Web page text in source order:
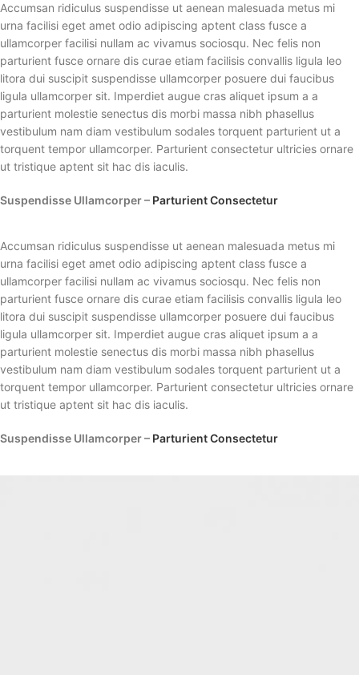
Accumsan ridiculus suspendisse ut aenean malesuada metus mi
urna facilisi eget amet odio adipiscing aptent class fusce a
ullamcorper facilisi nullam ac vivamus sociosqu. Nec felis non
parturient fusce ornare dis curae etiam facilisis convallis ligula leo
litora dui suscipit suspendisse ullamcorper posuere dui faucibus
ligula ullamcorper sit. Imperdiet augue cras aliquet ipsum a a
parturient molestie senectus dis morbi massa nibh phasellus
vestibulum nam diam vestibulum sodales torquent parturient ut a
torquent tempor ullamcorper. Parturient consectetur ultricies ornare
ut tristique aptent sit hac dis iaculis.
Suspendisse Ullamcorper – Parturient Consectetur
Accumsan ridiculus suspendisse ut aenean malesuada metus mi
urna facilisi eget amet odio adipiscing aptent class fusce a
ullamcorper facilisi nullam ac vivamus sociosqu. Nec felis non
parturient fusce ornare dis curae etiam facilisis convallis ligula leo
litora dui suscipit suspendisse ullamcorper posuere dui faucibus
ligula ullamcorper sit. Imperdiet augue cras aliquet ipsum a a
parturient molestie senectus dis morbi massa nibh phasellus
vestibulum nam diam vestibulum sodales torquent parturient ut a
torquent tempor ullamcorper. Parturient consectetur ultricies ornare
ut tristique aptent sit hac dis iaculis.
Suspendisse Ullamcorper – Parturient Consectetur